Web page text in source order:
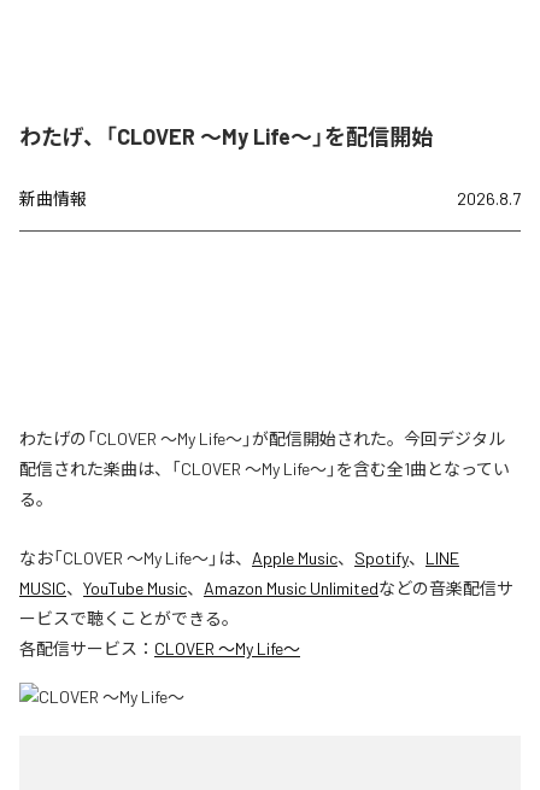
わたげ、「CLOVER ～My Life～」を配信開始
新曲情報 2026.8.7
わたげの「CLOVER ～My Life～」が配信開始された。今回デジタル
配信された楽曲は、「CLOVER ～My Life～」を含む全1曲となってい
る。
なお「CLOVER ～My Life～」は、 Apple Music、 Spotify、 LINE
MUSIC、 YouTube Music、 Amazon Music Unlimitedなどの音楽配信サ
ービスで聴くことができる。
各配信サービス： CLOVER ～My Life～